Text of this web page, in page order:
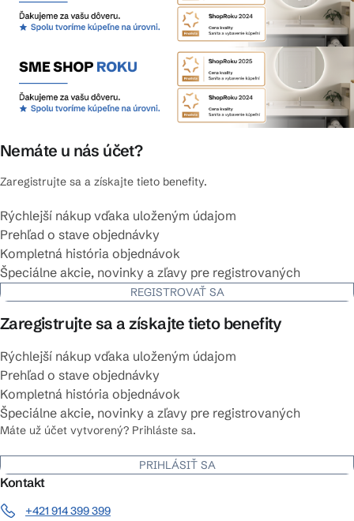
Nemáte u nás účet?
Zaregistrujte sa a získajte tieto benefity.
Rýchlejší nákup vďaka uloženým údajom
Prehľad o stave objednávky
Kompletná história objednávok
Špeciálne akcie, novinky a zľavy pre registrovaných
REGISTROVAŤ SA
Zaregistrujte sa a získajte tieto benefity
Rýchlejší nákup vďaka uloženým údajom
Prehľad o stave objednávky
Kompletná história objednávok
Špeciálne akcie, novinky a zľavy pre registrovaných
Máte už účet vytvorený? Prihláste sa.
PRIHLÁSIŤ SA
Kontakt
+421 914 399 399